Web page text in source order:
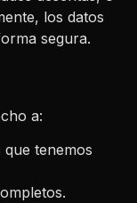
los datos
segura.
a:
tenemos